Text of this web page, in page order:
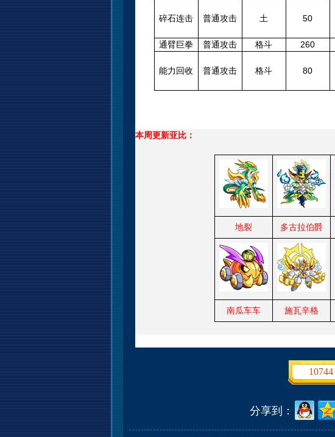
碎石连击 普通攻击 土 50
通臂巨拳
普通攻击 格斗 260
能力回收 普通攻击 格斗 80
本周更新亚比：
地裂 多古拉伯爵
南瓜车车 施瓦辛格
10744
分享到：